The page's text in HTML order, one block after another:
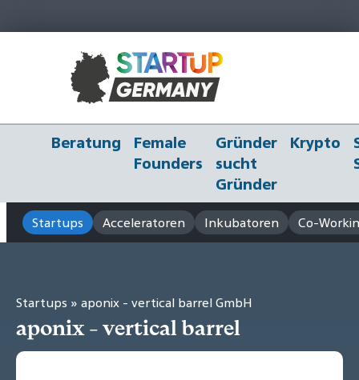
Beratung
Female
Founders
Gründer
sucht
Gründer
Krypto
Startups Acceleratoren Inkubatoren Co-
Startups » aponix - vertical barrel GmbH
aponix - vertical barrel